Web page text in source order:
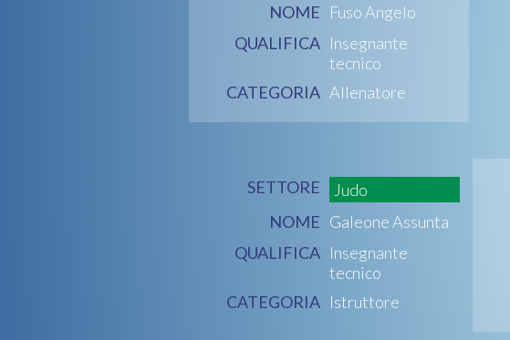
NOME Fuso Angelo
QUALIFICA Insegnante
tecnico
CATEGORIA Allenatore
SETTORE
Judo
NOME Galeone Assunta
QUALIFICA Insegnante
tecnico
CATEGORIA Istruttore